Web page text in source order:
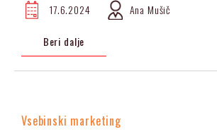
17.6.2024 Ana Mušič
Beri dalje
Vsebinski marketing